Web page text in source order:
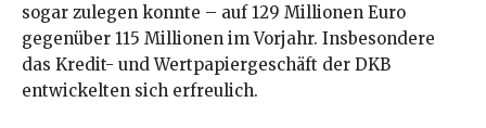
sogar zulegen konnte – auf 129 Millionen Euro
gegenüber 115 Millionen im Vorjahr. Insbesondere
das Kredit- und Wertpapiergeschäft der DKB
entwickelten sich erfreulich.